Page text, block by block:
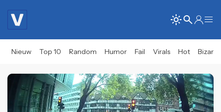
Nieuw Top 10 Random Humor Fail Virals Hot Bizar